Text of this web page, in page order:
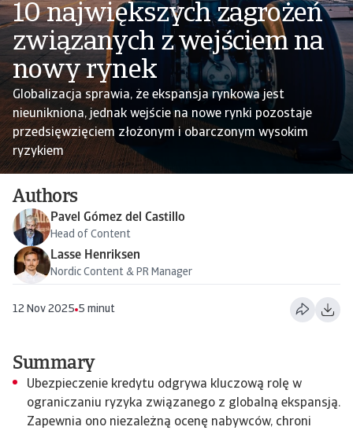
10 największych zagrożeń
związanych z wejściem na
nowy rynek
Globalizacja sprawia, że ekspansja rynkowa jest
nieunikniona, jednak wejście na nowe rynki pozostaje
przedsięwzięciem złożonym i obarczonym wysokim
ryzykiem
Authors
Pavel Gómez del Castillo
Head of Content
Lasse Henriksen
Nordic Content & PR Manager
12 Nov 2025 5 minut
Summary
Ubezpieczenie kredytu odgrywa kluczową rolę w
ograniczaniu ryzyka związanego z globalną ekspansją.
Zapewnia ono niezależną ocenę nabywców, chroni